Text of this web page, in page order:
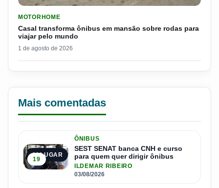
MOTORHOME
Casal transforma ônibus em mansão sobre rodas para
viajar pelo mundo
1 de agosto de 2026
Mais comentadas
1º LUGAR
19
ÔNIBUS
SEST SENAT banca CNH e curso
para quem quer dirigir ônibus
ILDEMAR RIBEIRO
03/08/2026